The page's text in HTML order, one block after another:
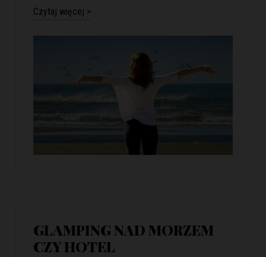
Czytaj więcej >
GLAMPING NAD MORZEM
CZY HOTEL